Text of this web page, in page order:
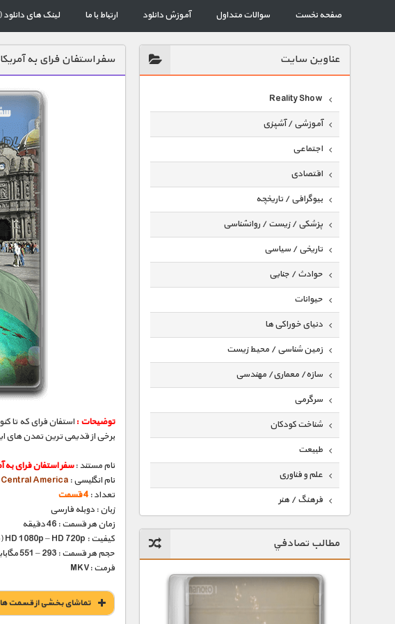
صفحه نخست سوالات متداول آموزش دانلود ارتباط با ما لینک های دانلود
عناوين سايت
Reality Show
آموزشی / آشپزی
اجتماعی
اقتصادی
بیوگرافی / تاریخچه
پزشکی / زیست / روانشناسی
تاریخی / سیاسی
حوادث / جنایی
حیوانات
دنیای خوراکی ها
زمین شناسی / محیط زیست
سازه/ معماری/ مهندسی
سرگرمی
شناخت کودکان
طبیعت
علم و فناوری
فرهنگ / هنر
گردشگری
ماورایی
مطالب تصادفي
سفر استفان فرای به
توضیحات : استفان فرای که تا
برخی از قدیمی ترین تمدن های
نام مستند :سفر استفان فرای به
نام انگلیسی :America
تعداد :4 قسمت
زبان : دوبله فارسی
زمان هر قسمت : 46 دقیقه
کیفیت : HD 1080p – HD 720p (فوق العاده)
حجم هر قسمت : 293 – 551 مگابایت
فرمت :MKV
تماشای بخشی از قسمت